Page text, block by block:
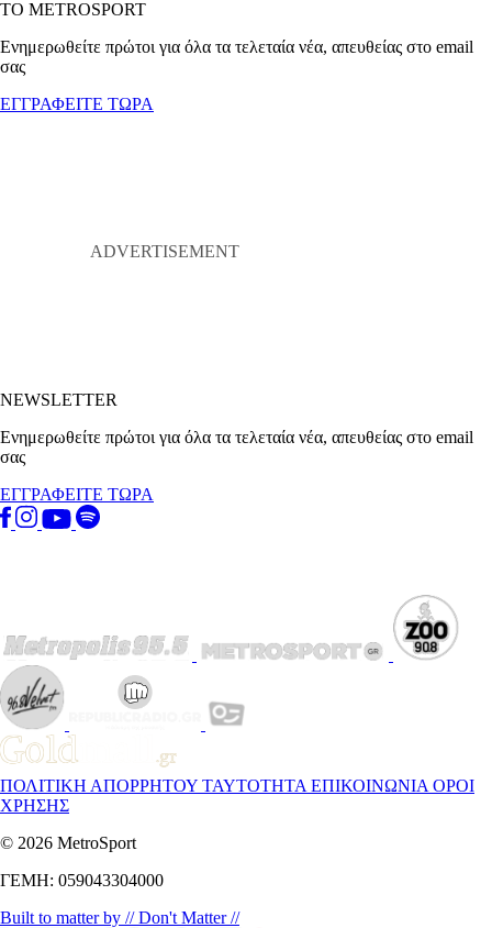
ΤΟ METROSPORT
Ενημερωθείτε πρώτοι για όλα τα τελεταία νέα, απευθείας στο email
σας
ΕΓΓΡΑΦΕΙΤΕ ΤΩΡΑ
NEWSLETTER
Ενημερωθείτε πρώτοι για όλα τα τελεταία νέα, απευθείας στο email
σας
ΕΓΓΡΑΦΕΙΤΕ ΤΩΡΑ
ΠΟΛΙΤΙΚΗ ΑΠΟΡΡΗΤΟΥ ΤΑΥΤΟΤΗΤΑ ΕΠΙΚΟΙΝΩΝΙΑ ΟΡΟΙ
ΧΡΗΣΗΣ
© 2026 MetroSport
ΓΕΜΗ: 059043304000
Built to matter by // Don't Matter //